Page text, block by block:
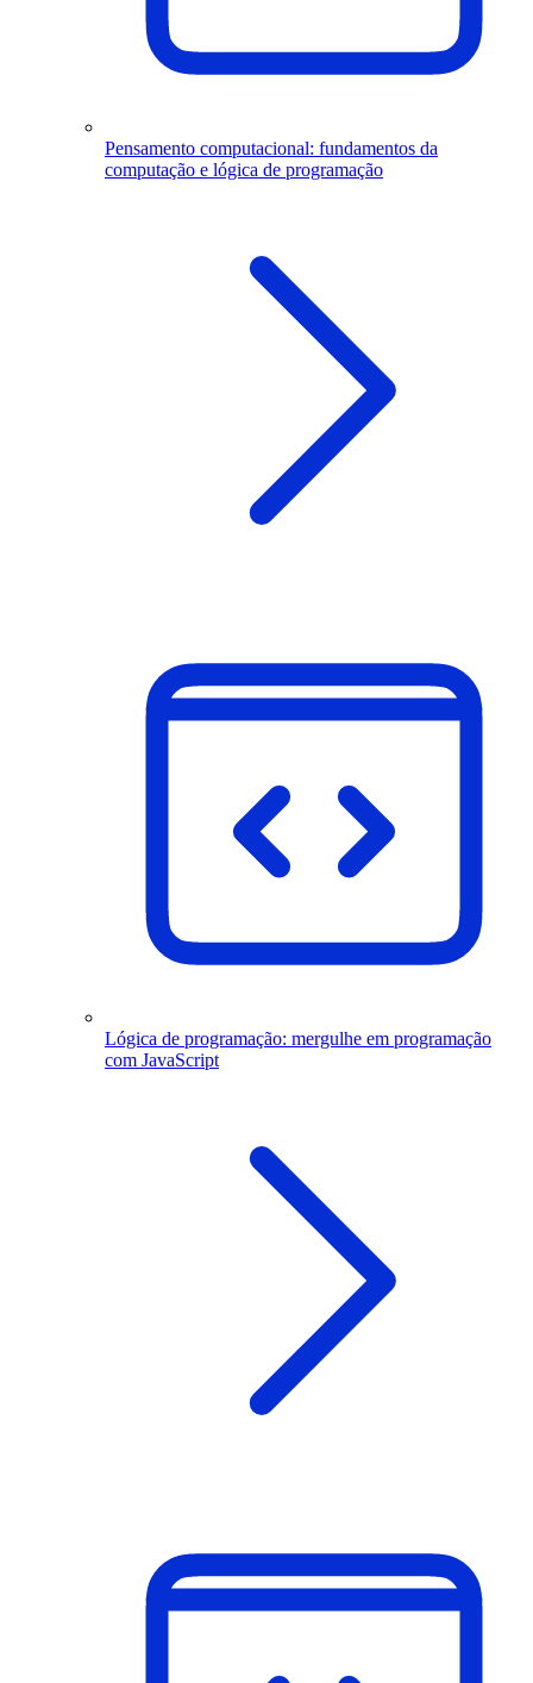
Pensamento computacional: fundamentos da
computação e lógica de programação
Lógica de programação: mergulhe em programação
com JavaScript